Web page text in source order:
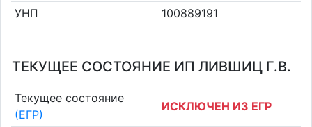
УНП
100889191
ТЕКУЩЕЕ СОСТОЯНИЕ ИП ЛИВШИЦ Г.В.
Текущее состояние
(ЕГР)
ИСКЛЮЧЕН ИЗ ЕГР